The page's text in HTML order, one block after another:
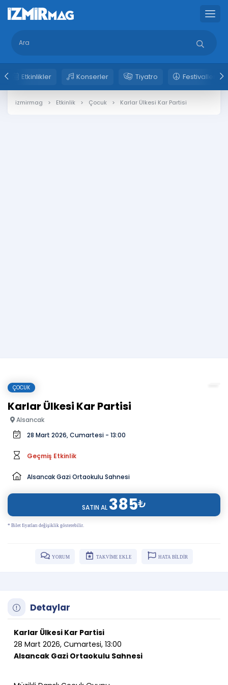
Etkinlikler Konserler Tiyatro Festivaller
izmirmag Etkinlik Çocuk Karlar Ülkesi Kar Partisi
ÇOCUK
Karlar Ülkesi Kar Partisi
Alsancak
28 Mart 2026, Cumartesi - 13:00
Geçmiş Etkinlik
Alsancak Gazi Ortaokulu Sahnesi
SATIN AL 385₺
* Bilet fiyatları değişiklik gösterebilir.
YORUM TAKVİME EKLE HATA BİLDİR
Detaylar
Karlar Ülkesi Kar Partisi
28 Mart 2026, Cumartesi, 13:00
Alsancak Gazi Ortaokulu Sahnesi